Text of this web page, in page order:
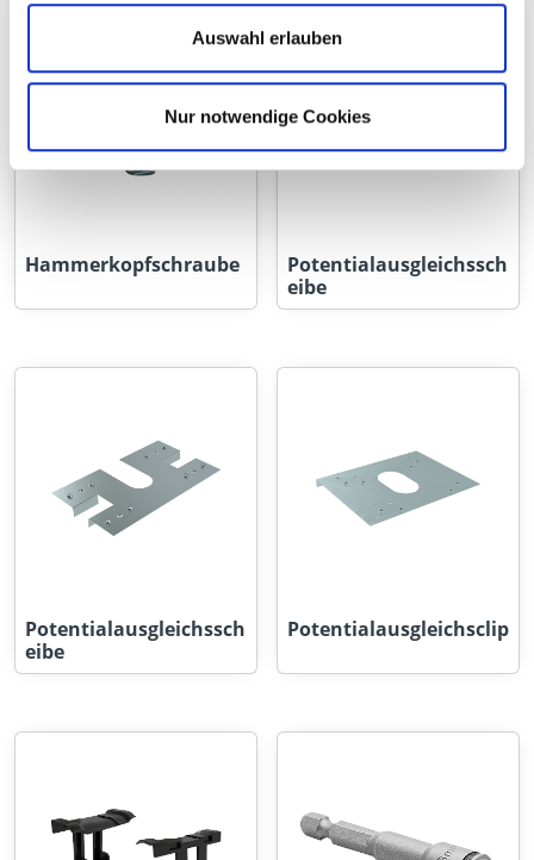
Auswahl erlauben
Nur notwendige Cookies
Hammerkopfschraube
Potentialausgleichssch
eibe
Potentialausgleichssch
eibe
Potentialausgleichsclip